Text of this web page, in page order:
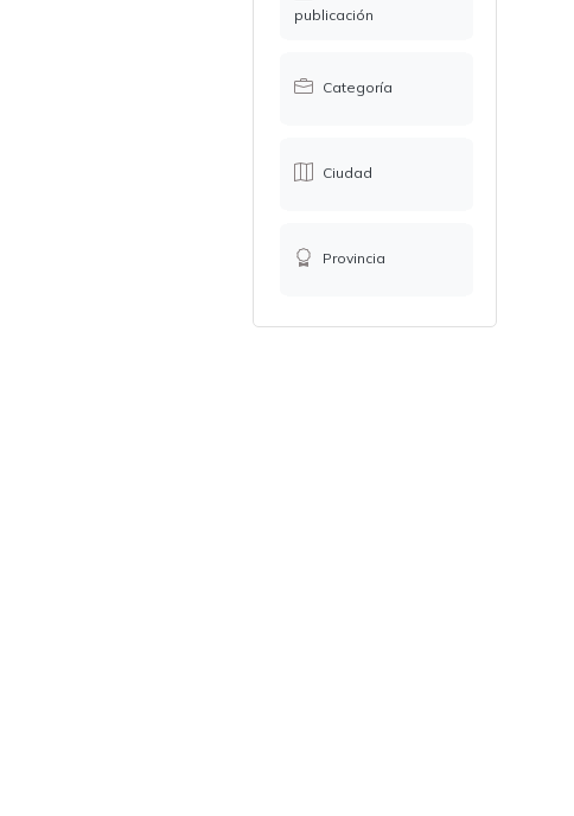
publicación
Categoría
Ciudad
Provincia